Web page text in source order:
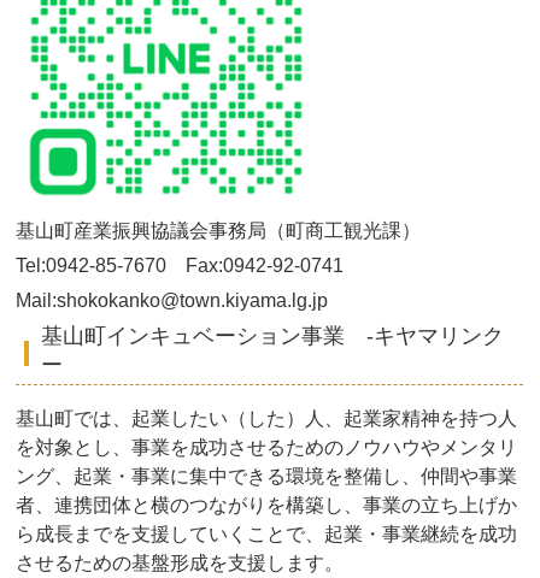
基山町産業振興協議会事務局（町商工観光課）
Tel:0942-85-7670 Fax:0942-92-0741
Mail:shokokanko@town.kiyama.lg.jp
基山町インキュベーション事業 -キヤマリンク
ー
基山町では、起業したい（した）人、起業家精神を持つ人
を対象とし、事業を成功させるためのノウハウやメンタリ
ング、起業・事業に集中できる環境を整備し、仲間や事業
者、連携団体と横のつながりを構築し、事業の立ち上げか
ら成長までを支援していくことで、起業・事業継続を成功
させるための基盤形成を支援します。